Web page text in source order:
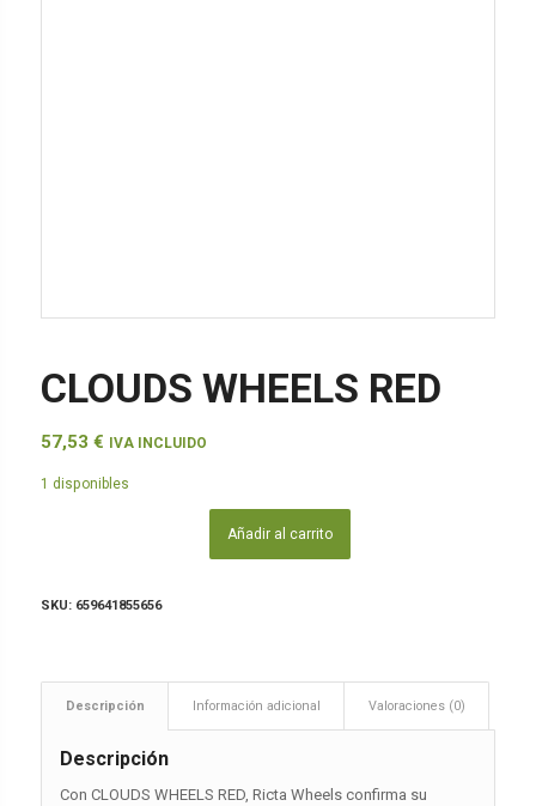
CLOUDS WHEELS RED
57,53 € IVA INCLUIDO
1 disponibles
Añadir al carrito
SKU: 659641855656
Descripción Información adicional Valoraciones (0)
Descripción
Con CLOUDS WHEELS RED, Ricta Wheels confirma su